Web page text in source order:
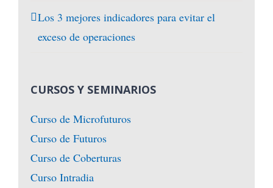
Los 3 mejores indicadores para evitar el
exceso de operaciones
CURSOS Y SEMINARIOS
Curso de Microfuturos
Curso de Futuros
Curso de Coberturas
Curso Intradia